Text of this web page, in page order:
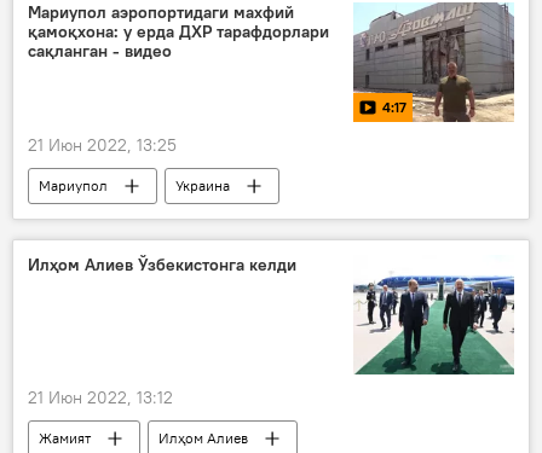
Мариупол аэропортидаги махфий
қамоқхона: у ерда ДХР тарафдорлари
сақланган - видео
4:17
21 Июн 2022, 13:25
Мариупол
Украина
Донецк халқ республикаси (ДХР)
Мултимедиа
Видео
Илҳом Алиев Ўзбекистонга келди
21 Июн 2022, 13:12
Жамият
Илҳом Алиев